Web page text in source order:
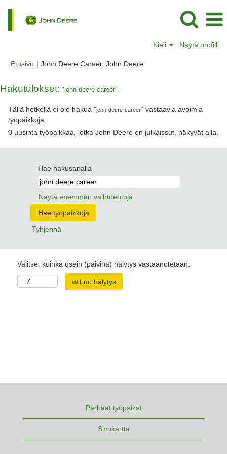
Kieli Näytä profiili
Etusivu | John Deere Career, John Deere(nykyinen
Hakutulokset: "john-deere-career".
Tällä hetkellä ei ole hakua "john-deere-career" vastaavia avoimia
työpaikkoja.
0 uusinta työpaikkaa, jotka John Deere on julkaissut, näkyvät alla.
Hae hakusanalla
Näytä enemmän vaihtoehtoja
Tyhjennä
Valitse, kuinka usein (päivinä) hälytys vastaanotetaan:
Luo hälytys
Parhaat työpaikat
Sivukartta